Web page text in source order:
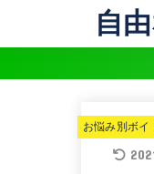
自
お悩み別ボイ